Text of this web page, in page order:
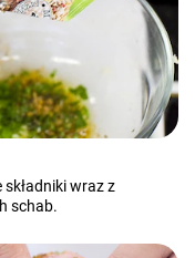
składniki wraz z
schab.